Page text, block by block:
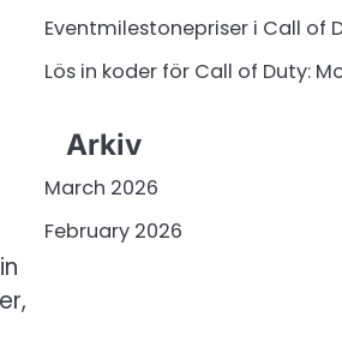
Eventmilestonepriser i Call of
Lös in koder för Call of Duty:
Arkiv
March 2026
February 2026